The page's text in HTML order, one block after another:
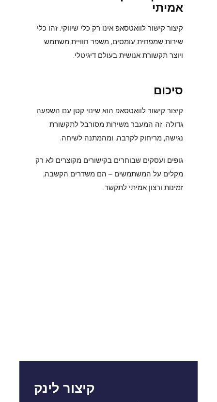
אמיתי
קיצור קישור לוואטסאפ אינו רק כלי שיווקי. זהו כלי
שירות שמפחית עומסים, משפר חוויית משתמש
ויוצר תקשורת אנושית בעולם דיגיטלי.
סיכום
קיצור קישור לוואטסאפ הוא שינוי קטן עם השפעה
גדולה. זה המעבר משירות מסורבל לתקשורת
נגישה, מריחוק לקרבה, ומהמתנה לשיחה.
גופים ועסקים שבוחרים בקישורים מקוצרים לא רק
מקלים על המשתמשים – הם משדרים הקשבה,
זמינות ורצון אמיתי לתקשר.
קיצור לינק